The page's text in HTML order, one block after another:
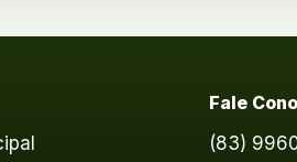
Fale
(83)